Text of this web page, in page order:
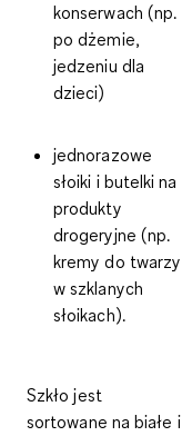
konserwach (np.
po dżemie,
jedzeniu dla
dzieci)
jednorazowe
słoiki i butelki na
produkty
drogeryjne (np.
kremy do twarzy
w szklanych
słoikach).
Szkło jest
sortowane na białe i